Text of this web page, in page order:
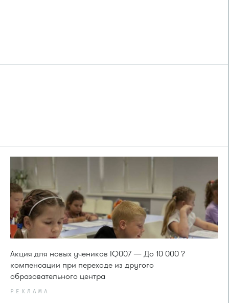
Акция для новых учеников IQ007 — До 10 000 ?
компенсации при переходе из другого
образовательного центра
РЕКЛАМА